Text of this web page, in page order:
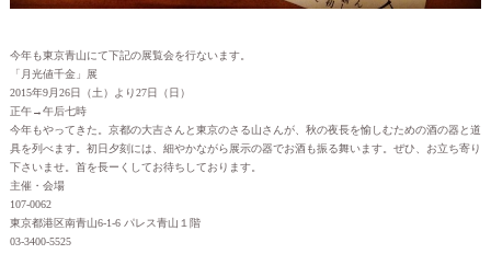
今年も東京青山にて下記の展覧会を行ないます。
「月光値千金」展
2015年9月26日（土）より27日（日）
正午→午后七時
今年もやってきた。京都の大吉さんと東京のさる山さんが、秋の夜長を愉しむための酒の器と道
具を列べます。初日夕刻には、細やかながら展示の器でお酒も振る舞います。ぜひ、お立ち寄り
下さいませ。首を長ーくしてお待ちしております。
主催・会場
107-0062
東京都港区南青山6-1-6 パレス青山１階
03-3400-5525